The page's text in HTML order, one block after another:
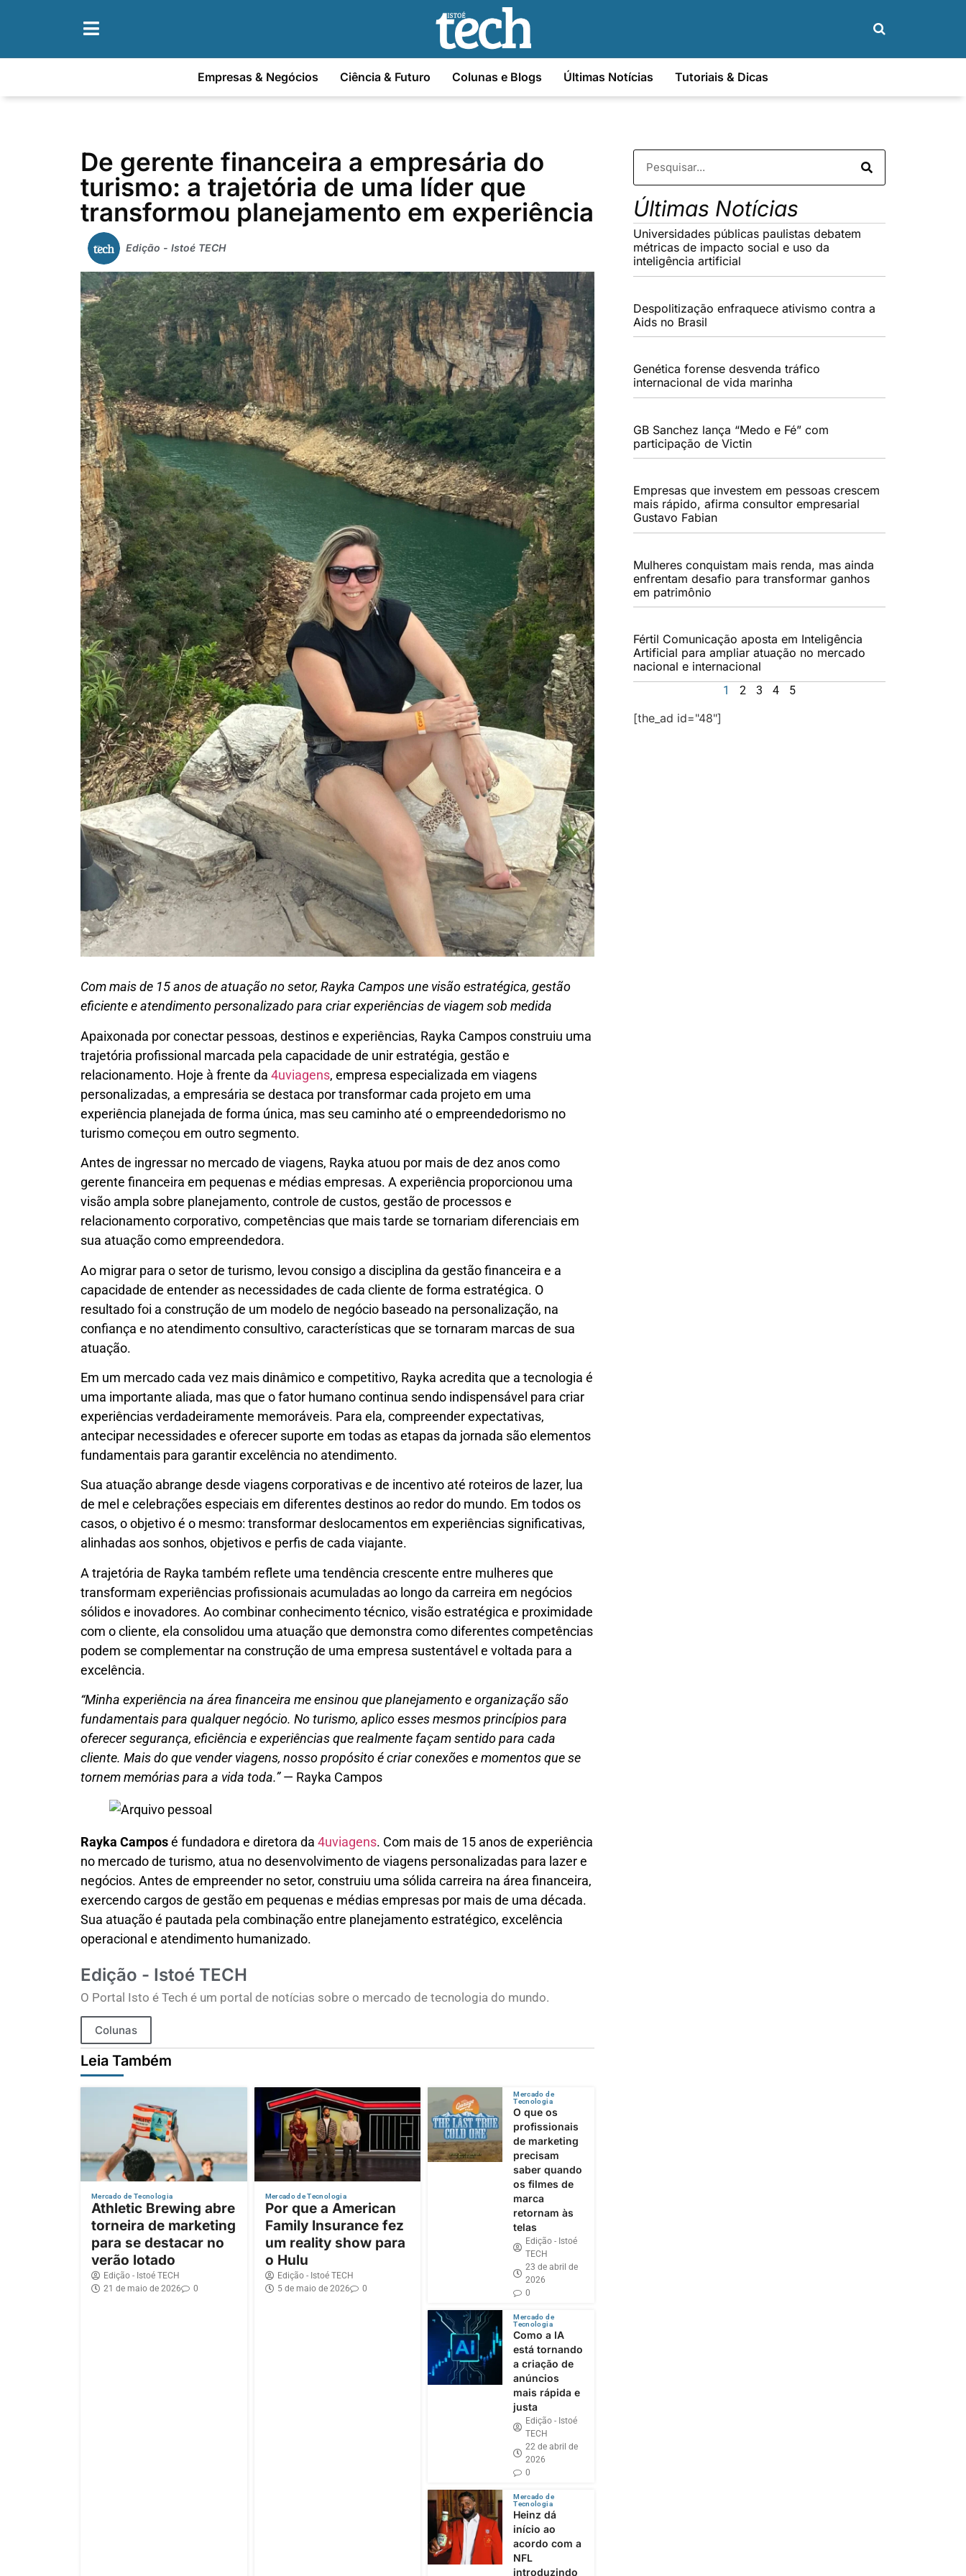
Empresas & Negócios Ciência & Futuro Colunas e Blogs Últimas Notícias Tutoriais & Dicas
De gerente financeira a empresária do
turismo: a trajetória de uma líder que
transformou planejamento em experiência
Edição - Istoé TECH
Com mais de 15 anos de atuação no setor, Rayka Campos une visão estratégica, gestão
eficiente e atendimento personalizado para criar experiências de viagem sob medida
Apaixonada por conectar pessoas, destinos e experiências, Rayka Campos construiu uma
trajetória profissional marcada pela capacidade de unir estratégia, gestão e
relacionamento. Hoje à frente da 4uviagens, empresa especializada em viagens
personalizadas, a empresária se destaca por transformar cada projeto em uma
experiência planejada de forma única, mas seu caminho até o empreendedorismo no
turismo começou em outro segmento.
Antes de ingressar no mercado de viagens, Rayka atuou por mais de dez anos como
gerente financeira em pequenas e médias empresas. A experiência proporcionou uma
visão ampla sobre planejamento, controle de custos, gestão de processos e
relacionamento corporativo, competências que mais tarde se tornariam diferenciais em
sua atuação como empreendedora.
Ao migrar para o setor de turismo, levou consigo a disciplina da gestão financeira e a
capacidade de entender as necessidades de cada cliente de forma estratégica. O
resultado foi a construção de um modelo de negócio baseado na personalização, na
confiança e no atendimento consultivo, características que se tornaram marcas de sua
atuação.
Em um mercado cada vez mais dinâmico e competitivo, Rayka acredita que a tecnologia é
uma importante aliada, mas que o fator humano continua sendo indispensável para criar
experiências verdadeiramente memoráveis. Para ela, compreender expectativas,
antecipar necessidades e oferecer suporte em todas as etapas da jornada são elementos
fundamentais para garantir excelência no atendimento.
Sua atuação abrange desde viagens corporativas e de incentivo até roteiros de lazer, lua
de mel e celebrações especiais em diferentes destinos ao redor do mundo. Em todos os
casos, o objetivo é o mesmo: transformar deslocamentos em experiências significativas,
alinhadas aos sonhos, objetivos e perfis de cada viajante.
A trajetória de Rayka também reflete uma tendência crescente entre mulheres que
transformam experiências profissionais acumuladas ao longo da carreira em negócios
sólidos e inovadores. Ao combinar conhecimento técnico, visão estratégica e proximidade
com o cliente, ela consolidou uma atuação que demonstra como diferentes competências
podem se complementar na construção de uma empresa sustentável e voltada para a
excelência.
“Minha experiência na área financeira me ensinou que planejamento e organização são
fundamentais para qualquer negócio. No turismo, aplico esses mesmos princípios para
oferecer segurança, eficiência e experiências que realmente façam sentido para cada
cliente. Mais do que vender viagens, nosso propósito é criar conexões e momentos que se
tornem memórias para a vida toda.”— Rayka Campos
Rayka Camposé fundadora e diretora da 4uviagens. Com mais de 15 anos de experiência
no mercado de turismo, atua no desenvolvimento de viagens personalizadas para lazer e
negócios. Antes de empreender no setor, construiu uma sólida carreira na área financeira,
exercendo cargos de gestão em pequenas e médias empresas por mais de uma década.
Sua atuação é pautada pela combinação entre planejamento estratégico, excelência
operacional e atendimento humanizado.
Edição - Istoé TECH
O Portal Isto é Tech é um portal de notícias sobre o mercado de tecnologia do mundo.
Colunas
Leia Também
Mercado de Tecnologia
Athletic Brewing abre
torneira de marketing
para se destacar no
verão lotado
Edição - Istoé TECH
21 de maio de 2026
0
Mercado de Tecnologia
Por que a American
Family Insurance fez
um reality show para
o Hulu
Edição - Istoé TECH
5 de maio de 2026
0
Mercado de
Tecnologia
O que os
profissionais
de marketing
precisam
saber quando
os filmes de
marca
retornam às
telas
Edição - Istoé
TECH
23 de abril de
2026
0
Mercado de
Tecnologia
Como a IA
está tornando
a criação de
anúncios
mais rápida e
justa
Edição - Istoé
TECH
22 de abril de
2026
0
Mercado de
Tecnologia
Heinz dá
início ao
acordo com a
NFL
introduzindo
Últimas Notícias
Universidades públicas paulistas debatem
métricas de impacto social e uso da
inteligência artificial
Despolitização enfraquece ativismo contra a
Aids no Brasil
Genética forense desvenda tráfico
internacional de vida marinha
GB Sanchez lança “Medo e Fé” com
participação de Victin
Empresas que investem em pessoas crescem
mais rápido, afirma consultor empresarial
Gustavo Fabian
Mulheres conquistam mais renda, mas ainda
enfrentam desafio para transformar ganhos
em patrimônio
Fértil Comunicação aposta em Inteligência
Artificial para ampliar atuação no mercado
nacional e internacional
1 2 3 4 5
[the_ad id="48"]